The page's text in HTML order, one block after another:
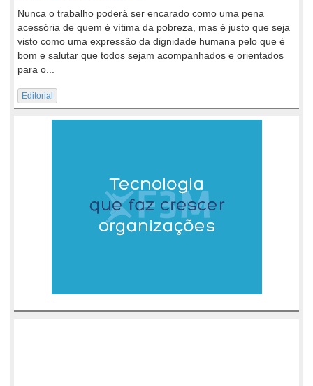
Nunca o trabalho poderá ser encarado como uma pena
acessória de quem é vítima da pobreza, mas é justo que seja
visto como uma expressão da dignidade humana pelo que é
bom e salutar que todos sejam acompanhados e orientados
para o...
Editorial